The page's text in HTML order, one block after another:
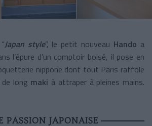
Japan style”, le petit nouveau Hando a
l’épure d’un comptoir boisé, il pose en
nippone dont tout Paris raffole
long maki à attraper à pleines mains.
PASSION JAPONAISE